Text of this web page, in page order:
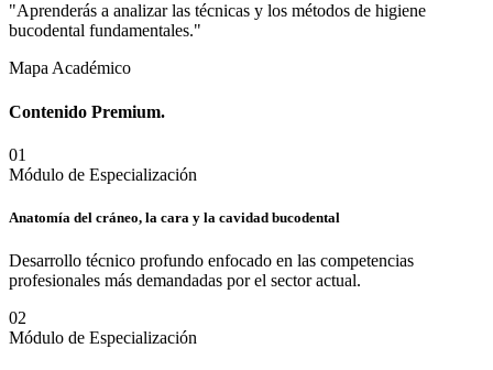
"Aprenderás a analizar las técnicas y los métodos de higiene
bucodental fundamentales."
Mapa Académico
Contenido Premium.
01
Módulo de Especialización
Anatomía del cráneo, la cara y la cavidad bucodental
Desarrollo técnico profundo enfocado en las competencias
profesionales más demandadas por el sector actual.
02
Módulo de Especialización